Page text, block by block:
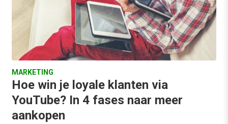
MARKETING
Hoe win je loyale klanten via
YouTube? In 4 fases naar meer
aankopen